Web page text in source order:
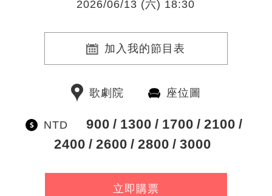
2026/06/13 (六) 18:30
加入我的節目表
歌劇院 座位圖
NTD 900 1300 1700
2100
2400
2600 2800 3000
立即購票